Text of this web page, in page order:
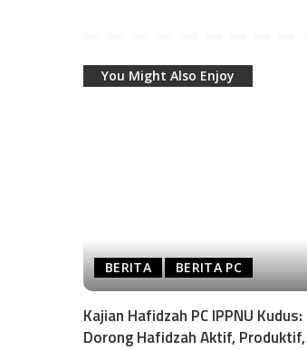
You Might Also Enjoy
BERITA BERITA PC
Kajian Hafidzah PC IPPNU Kudus:
Dorong Hafidzah Aktif, Produktif,